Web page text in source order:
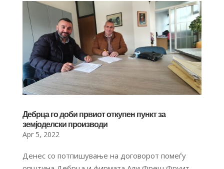
Дебрца го доби првиот откупен пункт за
земјоделски производи
Apr 5, 2022
Денес со потпишување на договорот помеѓу